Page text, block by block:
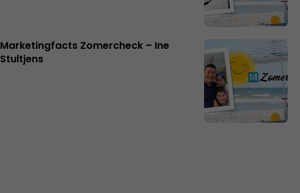
Marketingfacts Zomercheck – Ine
Stultjens